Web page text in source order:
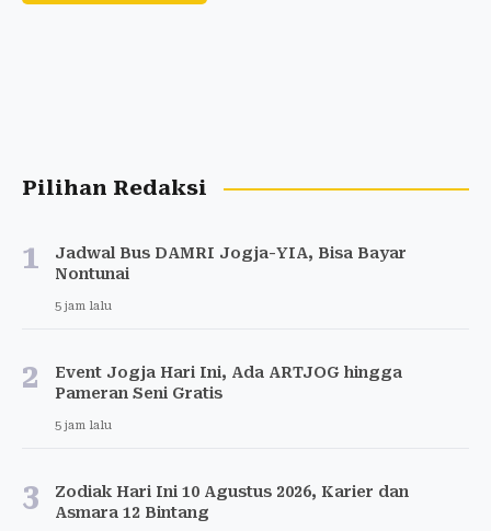
Pilihan Redaksi
1
Jadwal Bus DAMRI Jogja-YIA, Bisa Bayar
Nontunai
5 jam lalu
2
Event Jogja Hari Ini, Ada ARTJOG hingga
Pameran Seni Gratis
5 jam lalu
3
Zodiak Hari Ini 10 Agustus 2026, Karier dan
Asmara 12 Bintang